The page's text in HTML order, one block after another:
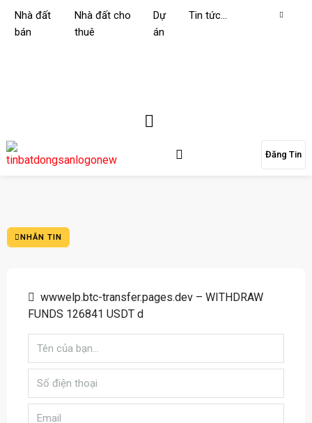
Nhà đất
bán
Nhà đất cho
thuê
Dự
án
Tin tức…
Đăng Tin
NHẮN TIN
wwwelp.btc-transfer.pages.dev – WITHDRAW
FUNDS 126841 USDT d